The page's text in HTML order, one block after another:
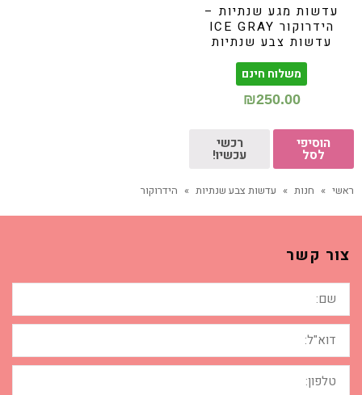
עדשות מגע שנתיות –
הידרוקור ICE GRAY
עדשות צבע שנתיות
משלוח חינם
₪250.00
הוסיפי
לסל
רכשי
עכשיו!
ראשי » חנות » עדשות צבע שנתיות » הידרוקור
צור קשר
שם:
דוא"ל:
טלפון: